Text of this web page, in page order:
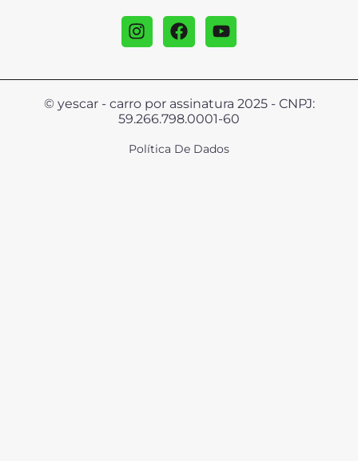
© yescar - carro por assinatura 2025 - CNPJ:
59.266.798.0001-60
Política De Dados